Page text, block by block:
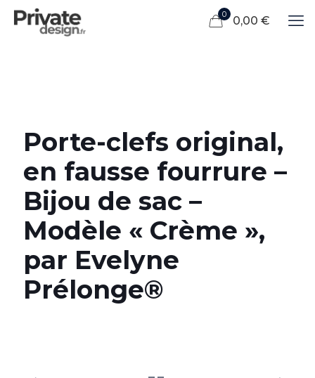
0 0,00 €
Porte-clefs original,
en fausse fourrure –
Bijou de sac –
Modèle « Crème »,
par Evelyne
Prélonge®